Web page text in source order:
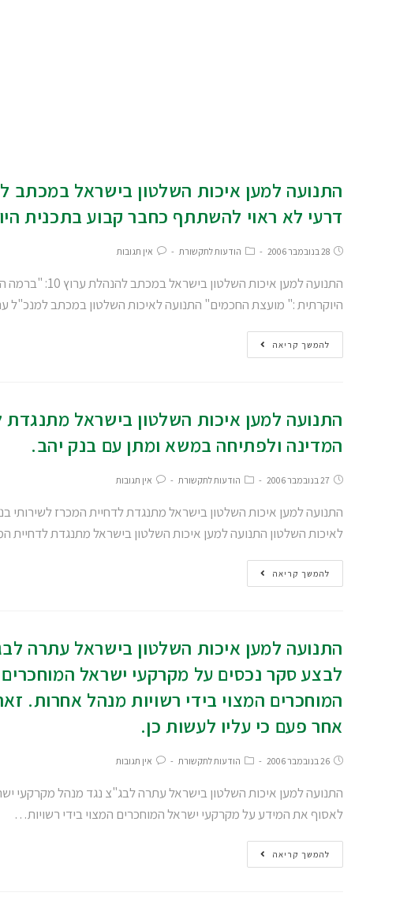
דרעי לא ראוי להשתתף כחבר קבוע בתכנית
28 בנובמבר 2006 הודעות לתקשורת אין תגובות
התנועה למען
היוקרתית :" מועצת החכמים" התנועה לאיכות השלטון במכתב למנכ"ל ערוץ
להמשך קריאה
התנועה למען איכות השלטון בישראל מתנגדת
המדינה ולפתיחה במשא ומתן עם בנק יהב.
27 בנובמבר 2006 הודעות לתקשורת אין תגובות
התנועה למען איכות השלטון בישראל מתנגדת לדחיית המכרז לשירותי
לאיכות השלטון התנועה למען איכות השלטון בישראל מתנגדת לדחיית
להמשך קריאה
התנועה למען איכות השלטון בישראל עתרה
לבצע סקר נכסים על מקרקעי ישראל
המוחכרים המצוי בידי רשויות מנהל אחרות.
אחר פעם כי עליו לעשות כן.
26 בנובמבר 2006 הודעות לתקשורת אין תגובות
התנועה למען איכות השלטון בישראל עתרה לבג"צ נגד מנהל מקרקעי
לאסוף את המידע על מקרקעי ישראל המוחכרים המצוי בידי רשויות…
להמשך קריאה